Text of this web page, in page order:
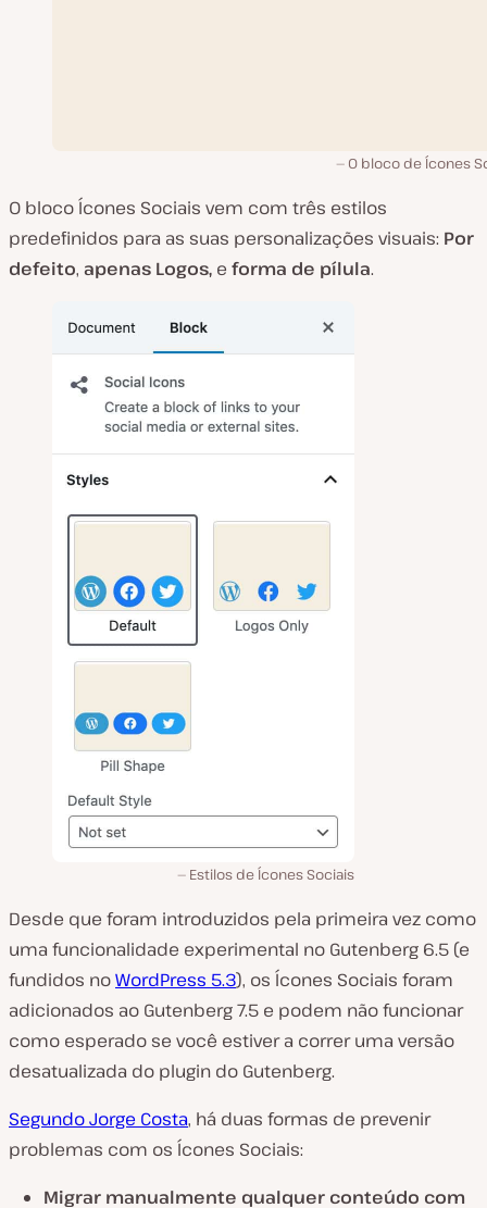
O bloco de Ícones
O bloco Ícones Sociais vem com três estilos
predefinidos para as suas personalizações visuais: Por
defeito, apenas Logos, e forma de pílula.
Estilos de Ícones Sociais
Desde que foram introduzidos pela primeira vez como
uma funcionalidade experimental no Gutenberg 6.5 (e
fundidos noWordPress 5.3), os Ícones Sociais foram
adicionados ao Gutenberg 7.5 e podem não funcionar
como esperado se você estiver a correr uma versão
desatualizada do plugin do Gutenberg.
Segundo Jorge Costa, há duas formas de prevenir
problemas com os Ícones Sociais:
Migrar manualmente qualquer conteúdo com